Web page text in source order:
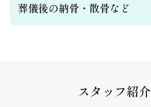
葬儀後の納骨・散骨など
スタッフ紹介